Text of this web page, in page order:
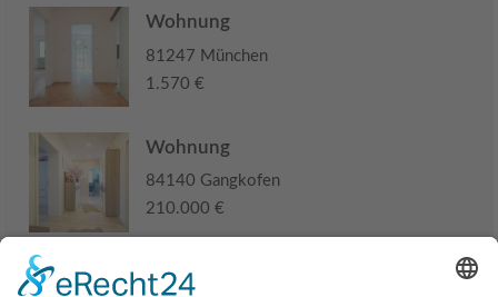
Wohnung
81247 München
1.570 €
Wohnung
84140 Gangkofen
210.000 €
Haus